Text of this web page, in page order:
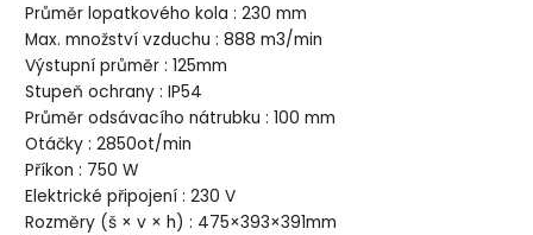
Průměr lopatkového kola : 230 mm
Max. množství vzduchu : 888 m3/min
Výstupní průměr : 125mm
Stupeň ochrany : IP54
Průměr odsávacího nátrubku : 100 mm
Otáčky : 2850ot/min
Příkon : 750 W
Elektrické připojení : 230 V
Rozměry (š × v × h) : 475×393×391mm